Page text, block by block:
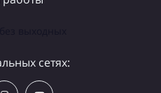
сетях: